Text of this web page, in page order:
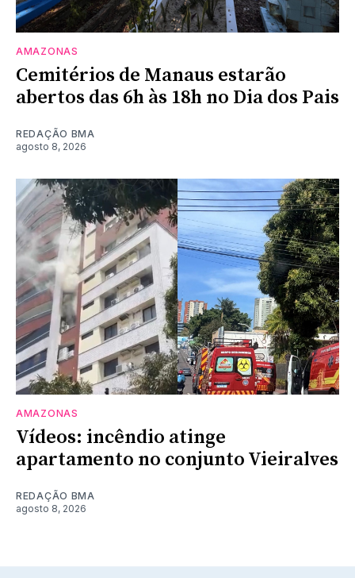
AMAZONAS
Cemitérios de Manaus estarão
abertos das 6h às 18h no Dia dos Pais
REDAÇÃO BMA
agosto 8, 2026
AMAZONAS
Vídeos: incêndio atinge
apartamento no conjunto Vieiralves
REDAÇÃO BMA
agosto 8, 2026